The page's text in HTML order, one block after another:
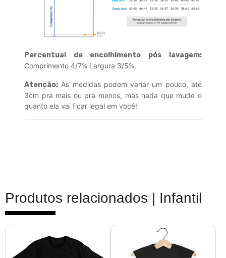
Percentual de encolhimento pós lavagem:
Comprimento 4/7% Largura 3/5%.
Atenção: As medidas podem variar um pouco, até
3cm pra mais ou pra menos, mas nada que mude o
quanto ela vai ficar legal em você!
Produtos relacionados | Infantil